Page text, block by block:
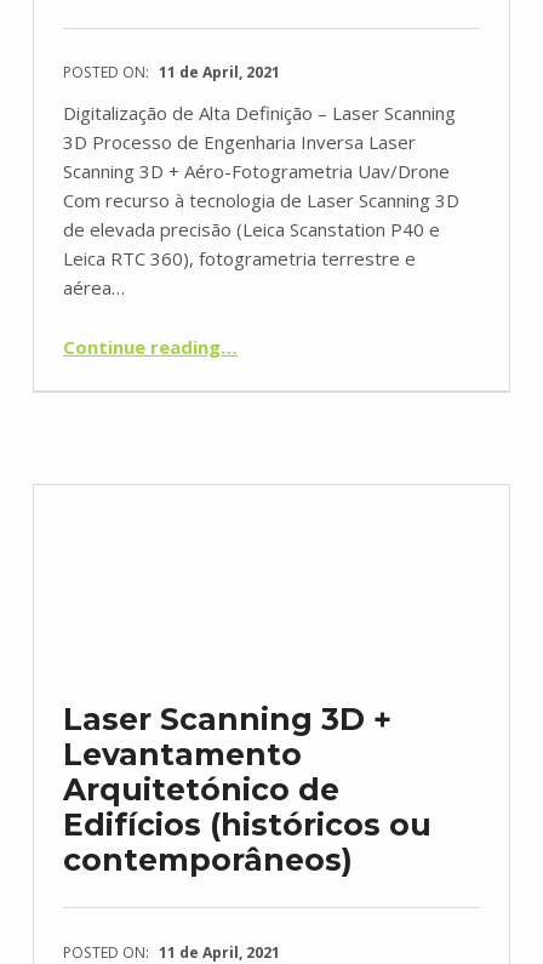
POSTED ON: 11 de April, 2021
Digitalização de Alta Definição – Laser Scanning
3D Processo de Engenharia Inversa Laser
Scanning 3D + Aéro-Fotogrametria Uav/Drone
Com recurso à tecnologia de Laser Scanning 3D
de elevada precisão (Leica Scanstation P40 e
Leica RTC 360), fotogrametria terrestre e
aérea…
Continue reading…
Laser Scanning 3D +
Levantamento
Arquitetónico de
Edifícios (históricos ou
contemporâneos)
POSTED ON: 11 de April, 2021